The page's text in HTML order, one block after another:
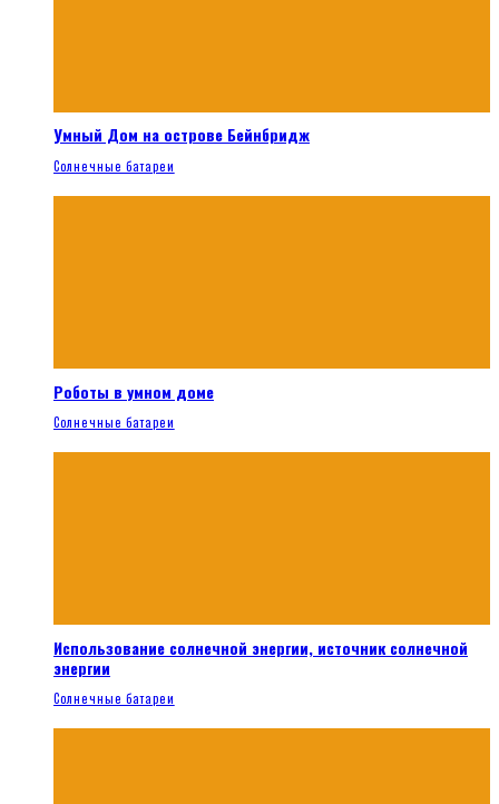
Умный Дом на острове Бейнбридж
Солнечные батареи
Роботы в умном доме
Солнечные батареи
Использование солнечной энергии, источник солнечной
энергии
Солнечные батареи